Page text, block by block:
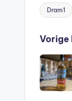
Tags:
Dram1
Vorige